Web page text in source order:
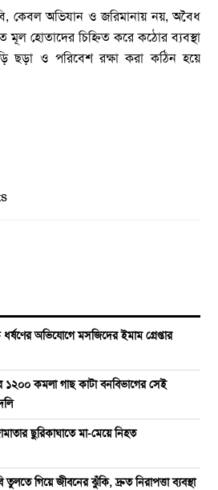
কেবল অভিযান ও জরিমানায় নয়, অবৈধ
মূল হোতাদের চিহ্নিত করে কঠোর ব্যবস্থা
ছড়া ও পরিবেশ রক্ষা করা কঠিন হয়ে
অভিযোগে মসজিদের ইমাম গ্রেপ্তার
১২০০ কমলা গাছ কাটা বনবিভাগের সেই
ছুরিকাঘাতে মা-মেয়ে নিহত
তুলতে গিয়ে জীবনের ঝুঁকি, দ্রুত নিরাপত্তা ব্যবস্থা